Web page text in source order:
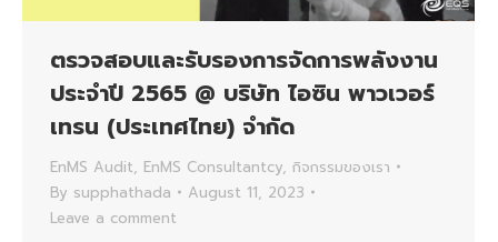
ตรวจสอบและรับรองการจัดการพลังงาน
ประจำปี 2565 @ บริษัท ไอซิน พาวเวอร์
เทรน (ประเทศไทย) จำกัด
EnMS Audit, EnMS Consultantcy, กิจกรรมของเรา
By supphathada
August 11, 2023
Leave a comment